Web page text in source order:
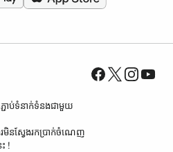
ាប់​ទំនាក់ទំនង​ជាមួយ​
ារ​មិន​ស្វែង​រក​ប្រាក់​ចំណេញ​
ះ !